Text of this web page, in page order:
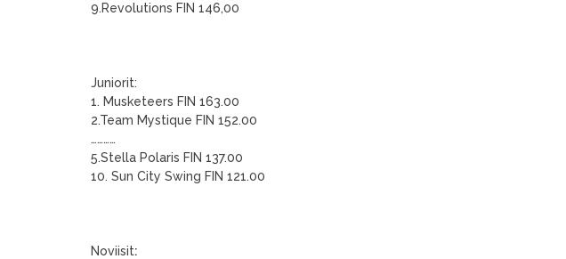
9.Revolutions FIN 146,00
Juniorit:
1. Musketeers FIN 163.00
2.Team Mystique FIN 152.00
…………
5.Stella Polaris FIN 137.00
10. Sun City Swing FIN 121.00
Noviisit: